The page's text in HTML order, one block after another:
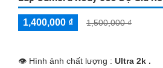
1,400,000 ₫ 1,500,000 ₫
👁 Hình ảnh chất lượng : Ultra 2k .